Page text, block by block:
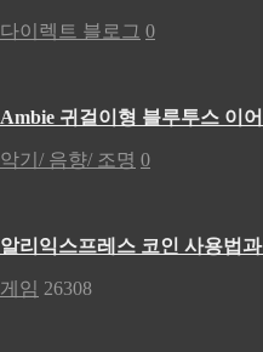
다이렉트 블로그 0
Ambie 귀걸이형 블루투스 이
악기/ 음향/ 조명 0
알리익스프레스 코인 사용법
게임 26308